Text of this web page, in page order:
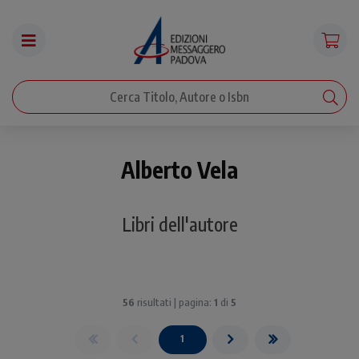
Alberto Vela
Libri dell'autore
56 risultati | pagina: 1 di 5
1